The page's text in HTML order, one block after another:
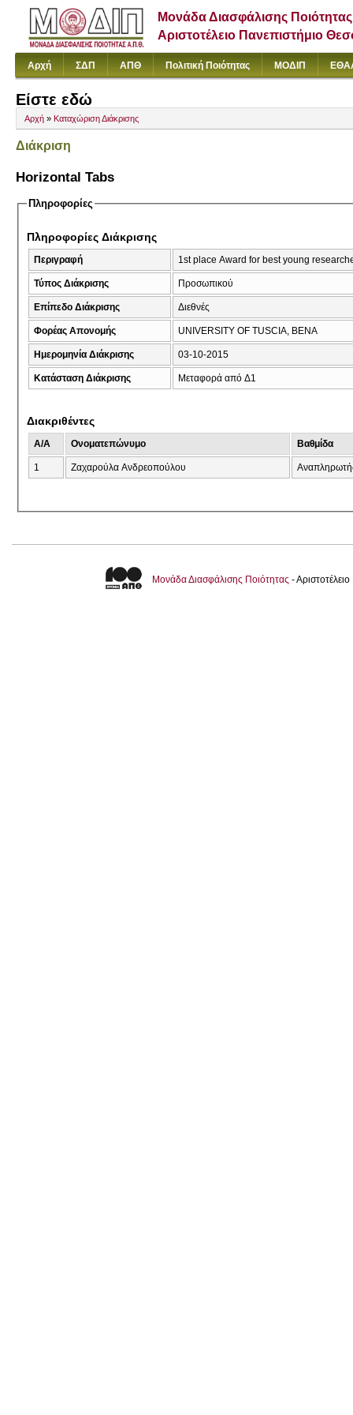
Μονάδα Διασφάλισης Ποιότητας
Αριστοτέλειο Πανεπιστήμιο
Αρχή ΣΔΠ ΑΠΘ Πολιτική Ποιότητας ΜΟΔΙΠ
Είστε εδώ
Αρχή » Καταχώριση Διάκρισης
Διάκριση
Horizontal Tabs
Πληροφορίες
Πληροφορίες Διάκρισης
Περιγραφή 1st place Award for best young
Τύπος Διάκρισης Προσωπικού
Επίπεδο Διάκρισης Διεθνές
Φορέας Απονομής UNIVERSITY OF TUSCIA, BENA
Ημερομηνία Διάκρισης 03-10-2015
Κατάσταση Διάκρισης Μεταφορά από Δ1
Διακριθέντες
A/A Ονοματεπώνυμο Βαθμίδα
1 Ζαχαρούλα Ανδρεοπούλου
Μονάδα Διασφάλισης Ποιότητας -